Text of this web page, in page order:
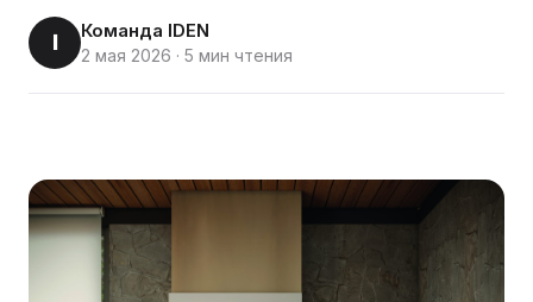
I Команда IDEN
2 мая 2026 · 5 мин чтения